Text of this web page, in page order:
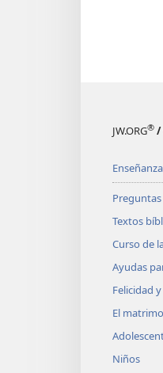
JW.ORG® /
Textos
Curso de
Ayudas
Felicidad
El
Niños